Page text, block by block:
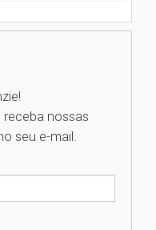
do Centro
Mackenzie
edição da Feira
nossas
seu e-mail.